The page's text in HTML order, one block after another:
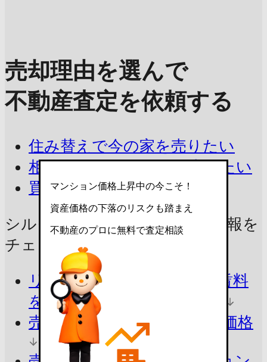
売却理由を選んで
不動産査定を依頼する
住み替えで今の家を売りたい
相続したマンションを売りたい
買取を相談したい
シルクハイツの売却に役立つ情報を
チェック！
リアルな売出し価格・募集賃料
を知る今の市場価格を把握
売ったらいくら？
参考査定価格
マンション価格上昇中の今こそ！
資産価格の下落のリスクも踏まえ
不動産のプロに無料で査定相談